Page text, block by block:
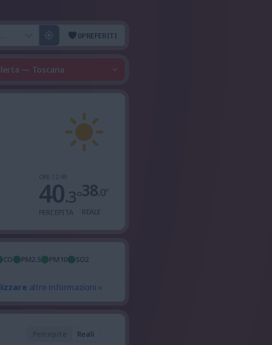
0PREFERITI
— Toscana
ORE 12:49
40.3°
PERCEPITA
38.0°
REALE
CO PM2.5 PM10
SO2
altre informazioni «
Reali